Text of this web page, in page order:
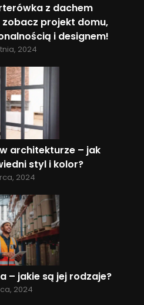
z dachem
projekt domu,
i designem!
2024
architekturze – jak
styl i kolor?
2024
– jakie są jej rodzaje?
2024